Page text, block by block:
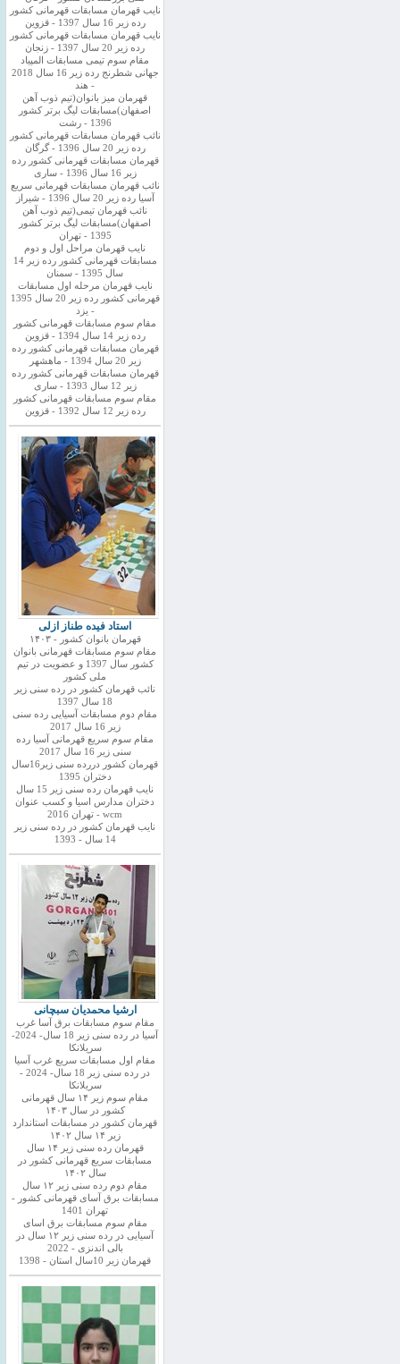
نایب قهرمان مسابقات قهرمانی کشور
رده زیر 16 سال 1397 - قزوین
نایب قهرمان مسابقات قهرمانی کشور
رده زیر 20 سال 1397 - زنجان
مقام سوم تیمی مسابقات المپیاد
جهانی شطرنج رده زیر 16 سال 2018
- هند
قهرمان میز بانوان(تیم ذوب آهن
اصفهان)مسابقات لیگ برتر کشور
1396 - رشت
نائب قهرمان مسابقات قهرمانی کشور
رده زیر 20 سال 1396 - گرگان
قهرمان مسابقات قهرمانی کشور رده
زیر 16 سال 1396 - ساری
نائب قهرمان مسابقات قهرمانی سریع
آسیا رده زیر 20 سال 1396 - شیراز
نائب قهرمان تیمی(تیم ذوب آهن
اصفهان)مسابقات لیگ برتر کشور
1395 - تهران
نایب قهرمان مراحل اول و دوم
مسابقات قهرمانی کشور رده زیر 14
سال 1395 - سمنان
نایب قهرمان مرحله اول مسابقات
قهرمانی کشور رده زیر 20 سال 1395
- یزد
مقام سوم مسابقات قهرمانی کشور
رده زیر 14 سال 1394 - قزوین
قهرمان مسابقات قهرمانی کشور رده
زیر 20 سال 1394 - ماهشهر
قهرمان مسابقات قهرمانی کشور رده
زیر 12 سال 1393 - ساری
مقام سوم مسابقات قهرمانی کشور
رده زیر 12 سال 1392 - قزوین
استاد فیده طناز ازلی
قهرمان بانوان کشور - ۱۴۰۳
مقام سوم مسابقات قهرمانی بانوان
کشور سال 1397 و عضویت در تیم
ملی کشور
نائب قهرمان کشور در رده سنی زیر
18 سال 1397
مقام دوم مسابقات آسیایی رده سنی
زیر 16 سال 2017
مقام سوم سریع قهرمانی آسیا رده
سنی زیر 16 سال 2017
قهرمان کشور دررده سنی زیر16سال
دختران 1395
نایب قهرمان رده سنی زیر 15 سال
دختران مدارس اسیا و کسب عنوان
wcm - تهران 2016
نایب قهرمان کشور در رده سنی زیر
14 سال - 1393
ارشیا محمدیان سبچانی
مقام سوم مسابقات برق آسا غرب
آسیا در رده سنی زیر 18 سال- 2024-
سریلانکا
مقام اول مسابقات سریع غرب آسیا
در رده سنی زیر 18 سال- 2024 -
سریلانکا
مقام سوم زیر ۱۴ سال قهرمانی
کشور در سال ۱۴۰۳
قهرمان کشور در مسابقات استاندارد
زیر ۱۴ سال ۱۴۰۲
قهرمان رده سنی زیر ۱۴ سال
مسابقات سریع قهرمانی کشور در
سال ۱۴۰۲
مقام دوم رده سنی زیر ۱۲ سال
مسابقات برق آسای قهرمانی کشور -
تهران 1401
مقام سوم مسابقات برق اسای
آسیایی در رده سنی زیر ۱۲ سال در
بالی اندنزی - 2022
قهرمان زیر 10سال استان - 1398